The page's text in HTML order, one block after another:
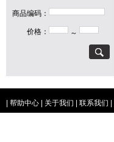
商品编码：
价格： ～
帮助中心 关于我们 联系我们